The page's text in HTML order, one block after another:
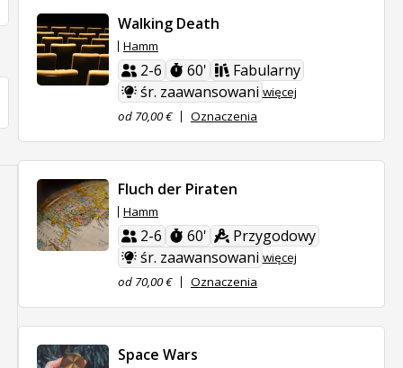
Walking Death
Hamm
2-6 60'
Fabularny
śr. zaawansowani więcej
od 70,00 €
Oznaczenia
Fluch der Piraten
Hamm
2-6 60'
Przygodowy
śr. zaawansowani więcej
od 70,00 €
Oznaczenia
Space Wars